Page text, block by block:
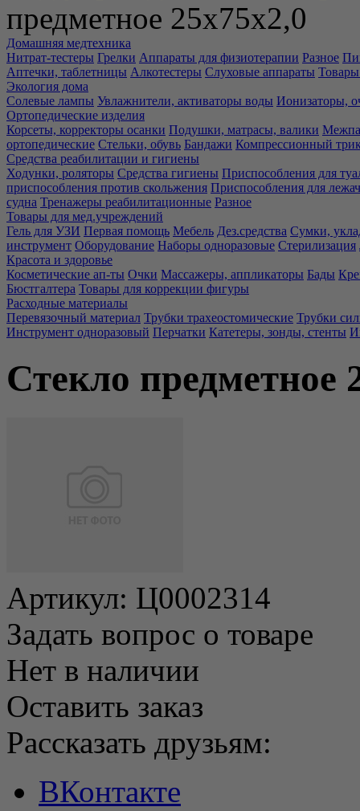
предметное 25х75х2,0
Домашняя медтехника
Нитрат-тестеры Грелки Аппараты для физиотерапии Разное
Аптечки, таблетницы Алкотестеры Слуховые аппараты Товары
Экология дома
Солевые лампы Увлажнители, активаторы воды Ионизаторы,
Ортопедические изделия
Корсеты, корректоры осанки Подушки, матрасы, валики
ортопедические Стельки, обувь Бандажи Компрессионный
Средства реабилитации и гигиены
Ходунки, роляторы Средства гигиены Приспособления для
приспособления против скольжения Приспособления для
судна Тренажеры реабилитационные Разное
Товары для мед.учреждений
Гель для УЗИ Первая помощь Мебель Дез.средства Сумки,
инструмент Оборудование Наборы одноразовые Стерилизация
Красота и здоровье
Косметические ап-ты Очки Массажеры, аппликаторы Бады
Бюстгалтера Товары для коррекции фигуры
Расходные материалы
Перевязочный материал Трубки трахеостомические Трубки
Инструмент одноразовый Перчатки Катетеры, зонды, стенты
Стекло предметное
Артикул: Ц0002314
Задать вопрос о товаре
Нет в наличии
Оставить заказ
Рассказать друзьям:
ВКонтакте